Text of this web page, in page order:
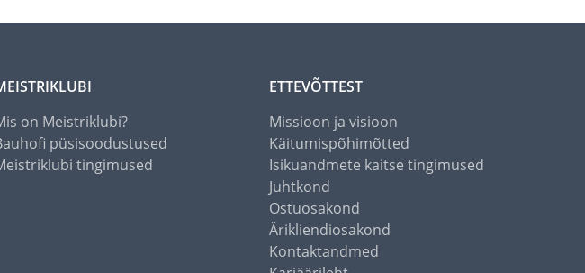
on Meistriklubi?
püsisoodustused
tingimused
ETTEVÕTTEST
Missioon ja visioon
Käitumispõhimõtted
Isikuandmete kaitse tingimused
Juhtkond
Ostuosakond
Ärikliendiosakond
Kontaktandmed